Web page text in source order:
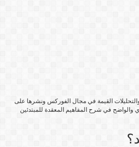
القيمة في مجال الفوركس ونشرها على
والواضح في شرح المفاهيم المعقدة للمبتدئين